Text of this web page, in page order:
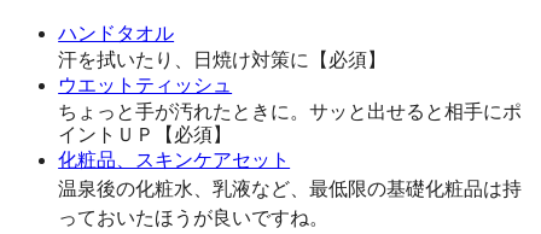
ハンドタオル
汗を拭いたり、日焼け対策に【必須】
ウエットティッシュ
ちょっと手が汚れたときに。サッと出せると相手にポ
イントＵＰ【必須】
化粧品、スキンケアセット
温泉後の化粧水、乳液など、最低限の基礎化粧品は持
っておいたほうが良いですね。